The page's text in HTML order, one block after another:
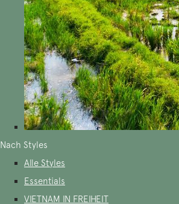
Nach Styles
Alle Styles
Essentials
VIETNAM IN FREIHEIT